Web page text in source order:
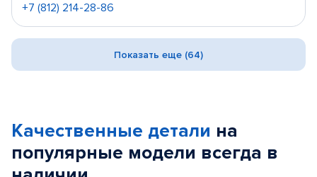
+7 (812) 214-28-86
Показать еще (64)
Качественные детали на
популярные модели всегда в